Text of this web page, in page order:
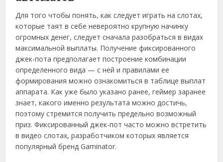
Для того чтобы понять, как следует играть на слотах,
которые таят в себе невероятно крупную начинку
огромных денег, следует сначала разобраться в видах
максимальной выплаты. Получение фиксированного
джек-пота предполагает построение комбинации
определенного вида — с ней и правилами ее
формирования можно ознакомиться в таблице выплат
аппарата. Как уже было указано ранее, геймер заранее
знает, какого именно результата можно достичь,
поэтому стремится получить предельно возможный
приз. Фиксированный джек-пот часто можно встретить
в видео слотах, разработчиком которых является
популярный бренд Gaminator.